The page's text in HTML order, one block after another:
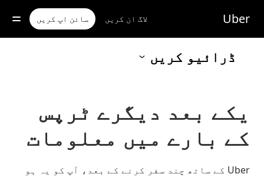
مواد
جائیں
Uber لاگ ان کریں سائن اپ کریں
ڈرائیو کریں
یکے بعد دیگرے ٹرپس
کے بارے میں معلومات
Uber کے ساتھ چند سفر کرنے کے بعد، آپ کو یہ ہو